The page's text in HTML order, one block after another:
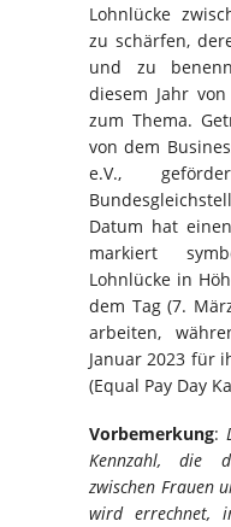
Lohnlücke
zu schärfen,
und zu
diesem Jahr von
zum Thema.
von dem
e.V.,
Datum hat
markiert
Lohnlücke in
dem Tag (7.
arbeiten,
Januar 2023 für
(Equal Pay Day
Vorbemerkung:
Kennzahl, die
zwischen Frauen
wird errechnet,